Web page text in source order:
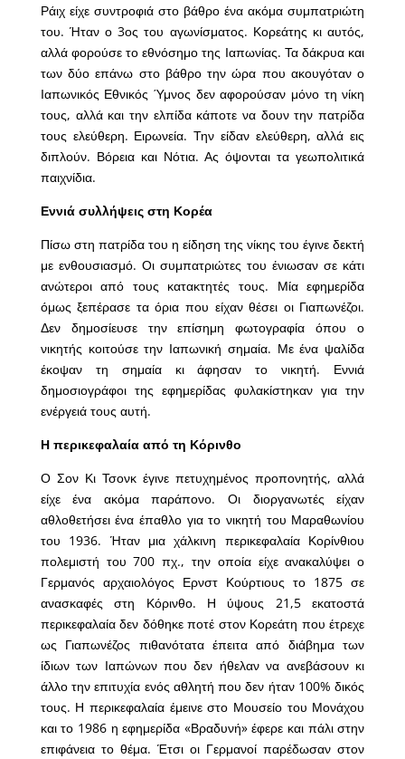
Ράιχ είχε συντροφιά στο βάθρο ένα ακόμα συμπατριώτη
του. Ήταν ο 3ος του αγωνίσματος. Κορεάτης κι αυτός,
αλλά φορούσε το εθνόσημο της Ιαπωνίας. Τα δάκρυα και
των δύο επάνω στο βάθρο την ώρα που ακουγόταν ο
Ιαπωνικός Εθνικός Ύμνος δεν αφορούσαν μόνο τη νίκη
τους, αλλά και την ελπίδα κάποτε να δουν την πατρίδα
τους ελεύθερη. Ειρωνεία. Την είδαν ελεύθερη, αλλά εις
διπλούν. Βόρεια και Νότια. Ας όψονται τα γεωπολιτικά
παιχνίδια.
Εννιά συλλήψεις στη Κορέα
Πίσω στη πατρίδα του η είδηση της νίκης του έγινε δεκτή
με ενθουσιασμό. Οι συμπατριώτες του ένιωσαν σε κάτι
ανώτεροι από τους κατακτητές τους. Μία εφημερίδα
όμως ξεπέρασε τα όρια που είχαν θέσει οι Γιαπωνέζοι.
Δεν δημοσίευσε την επίσημη φωτογραφία όπου ο
νικητής κοιτούσε την Ιαπωνική σημαία. Με ένα ψαλίδα
έκοψαν τη σημαία κι άφησαν το νικητή. Εννιά
δημοσιογράφοι της εφημερίδας φυλακίστηκαν για την
ενέργειά τους αυτή.
Η περικεφαλαία από τη Κόρινθο
Ο Σον Κι Τσονκ έγινε πετυχημένος προπονητής, αλλά
είχε ένα ακόμα παράπονο. Οι διοργανωτές είχαν
αθλοθετήσει ένα έπαθλο για το νικητή του Μαραθωνίου
του 1936. Ήταν μια χάλκινη περικεφαλαία Κορίνθιου
πολεμιστή του 700 πχ., την οποία είχε ανακαλύψει ο
Γερμανός αρχαιολόγος Ερνστ Κούρτιους το 1875 σε
ανασκαφές στη Κόρινθο. Η ύψους 21,5 εκατοστά
περικεφαλαία δεν δόθηκε ποτέ στον Κορεάτη που έτρεχε
ως Γιαπωνέζος πιθανότατα έπειτα από διάβημα των
ίδιων των Ιαπώνων που δεν ήθελαν να ανεβάσουν κι
άλλο την επιτυχία ενός αθλητή που δεν ήταν 100% δικός
τους. Η περικεφαλαία έμεινε στο Μουσείο του Μονάχου
και το 1986 η εφημερίδα «Βραδυνή» έφερε και πάλι στην
επιφάνεια το θέμα. Έτσι οι Γερμανοί παρέδωσαν στον